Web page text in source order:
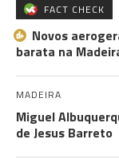
FACT CHECK
Novos
barata na
MADEIRA
Miguel
de Jesus Barreto